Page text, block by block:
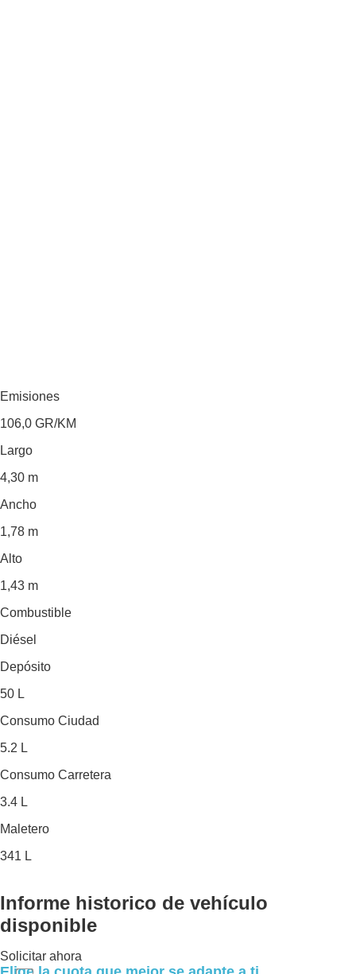
Emisiones
106,0 GR/KM
Largo
4,30 m
Ancho
1,78 m
Alto
1,43 m
Combustible
Diésel
Depósito
50 L
Consumo Ciudad
5.2 L
Consumo Carretera
3.4 L
Maletero
341 L
Informe historico de vehículo
disponible
Solicitar ahora